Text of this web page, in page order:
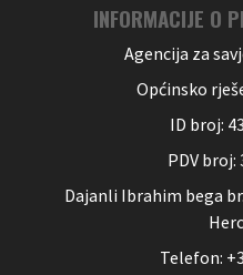
INFORMACIJE O
Agencija za
Općinsko
ID broj:
PDV broj:
Dajanli Ibrahim bega
Telefon: